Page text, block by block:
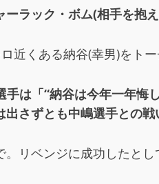
ック・ボム(相手を抱
近くある納谷(幸男)をト
は「“納谷は今年一年悔
さずとも中嶋選手との戦
リベンジに成功したとし